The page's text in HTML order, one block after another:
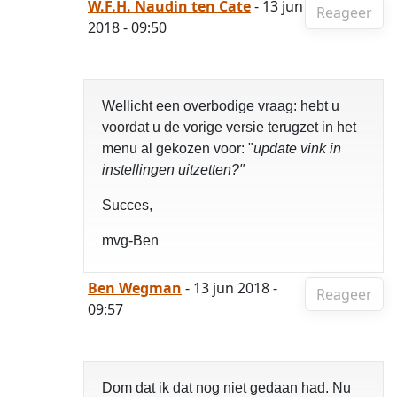
Reageer
W.F.H. Naudin ten Cate- 13 jun
2018 - 09:50
Wellicht een overbodige vraag: hebt u
voordat u de vorige versie terugzet in het
menu al gekozen voor: "update vink in
instellingen uitzetten?"
Succes,
mvg-Ben
Reageer
Ben Wegman - 13 jun 2018 -
09:57
Dom dat ik dat nog niet gedaan had. Nu